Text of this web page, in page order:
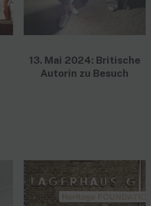
13. Mai 2024: Britische
Autorin zu Besuch